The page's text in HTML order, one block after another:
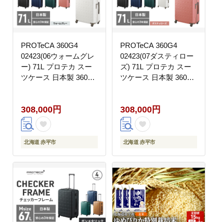
PROTeCA 360G4
02423(06ウォームグレ
ー) 71L プロテカ スー
ツケース 日本製 360度
リー キャリーケース か
ばん バッグ 国産
308,000円
北海道 赤平市
PROTeCA 360G4
02423(07ダスティロー
ズ) 71L プロテカ スー
ツケース 日本製 360度
リー キャリーケース か
ばん バッグ 国産
308,000円
北海道 赤平市